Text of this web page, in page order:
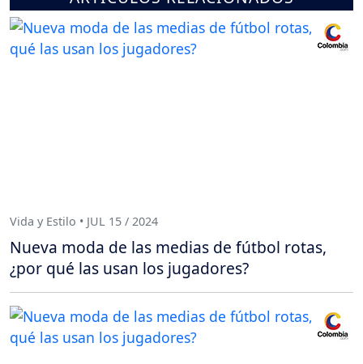
Vida y Estilo • JUL 15 / 2024
Nueva moda de las medias de fútbol rotas,
¿por qué las usan los jugadores?